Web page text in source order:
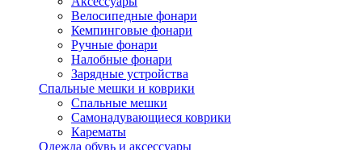
Велосипедные фонари
Кемпинговые фонари
Ручные фонари
Налобные фонари
Зарядные устройства
Спальные мешки и коврики
Спальные мешки
Самонадувающиеся коврики
Карематы
Одежда обувь и аксессуары